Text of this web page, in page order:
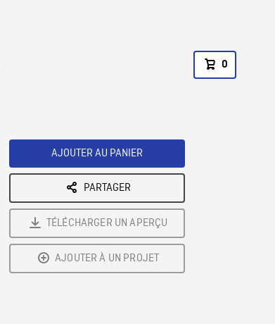
0
AJOUTER AU PANIER
PARTAGER
TÉLÉCHARGER UN APERÇU
AJOUTER À UN PROJET